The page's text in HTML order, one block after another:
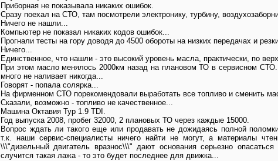
Приборная не показывала никаких ошибок.
Сразу поехал на СТО, там посмотрели электронику, турбину,
Ничего не нашли...
Компьютер не показал никаких кодов ошибок...
Прогнали тесты на гору доводя до 4500 обороты на низких передачах и
Ничего...
Единственное, что нашли - это высокий уровень масла, практически, по
При этом масло менялось 2000км назад на плановом ТО в сервисном СТО.
много не наливает никогда...
Говорят - попала солярка...
На фирменном СТО порекомендовали выработать все топливо и сменить
Сказали, возможно - топливо не качественное...
Машина Октавия Тур 1.9 TDI.
Год выпуска 2008, пробег 32000, 2 плановых ТО через каждые 15000.
Вопрос ждать ли такого еще или продавать не дожидаясь полной
т.к. наши сервис-специалисты ничего найти не могут, а материалы
\\\"дизельный двигатель вразнос\\\" дают основания серьезно
случится такая лажа - то это будет последнее для движка...